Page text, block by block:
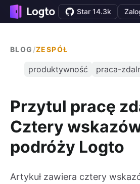
Star 14.3k
BLOG /ZESPÓŁ
produktywność praca-
Przytul pracę
Cztery
podróży Logto
Artykuł zawiera cztery